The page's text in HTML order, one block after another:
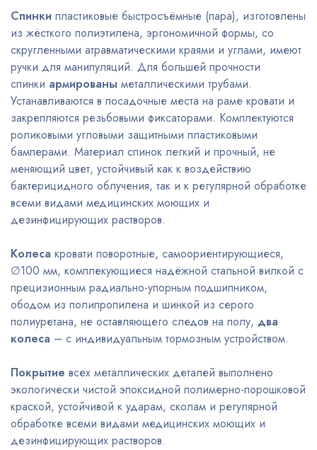
Спинки пластиковые быстросъёмные (пара), изготовлены
из жёсткого полиэтилена, эргономичной формы, со
скругленными атравматическими краями и углами, имеют
ручки для манипуляций. Для большей прочности
спинки армированы металлическими трубами.
Устанавливаются в посадочные места на раме кровати и
закрепляются резьбовыми фиксаторами. Комплектуются
роликовыми угловыми защитными пластиковыми
бамперами. Материал спинок легкий и прочный, не
меняющий цвет, устойчивый как к воздействию
бактерицидного облучения, так и к регулярной обработке
всеми видами медицинских моющих и
дезинфицирующих растворов.
Колеса кровати поворотные, самоориентирующиеся,
∅100 мм, комплекующиеся надёжной стальной вилкой с
прецизионным радиально-упорным подшипником,
ободом из полипропилена и шинкой из серого
полиуретана, не оставляющего следов на полу, два
колеса – с индивидуальным тормозным устройством.
Покрытие всех металлических деталей выполнено
экологически чистой эпоксидной полимерно-порошковой
краской, устойчивой к ударам, сколам и регулярной
обработке всеми видами медицинских моющих и
дезинфицирующих растворов.